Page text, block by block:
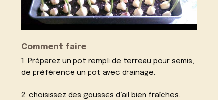
Comment faire
1. Préparez un pot rempli de terreau pour semis,
de préférence un pot avec drainage.
2. choisissez des gousses d’ail bien fraîches.